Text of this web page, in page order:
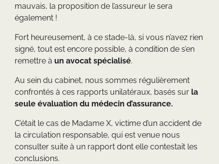
mauvais, la proposition de l’assureur le sera
également !
Fort heureusement, à ce stade-là, si vous n’avez rien
signé, tout est encore possible, à condition de s’en
remettre à un avocat spécialisé.
Au sein du cabinet, nous sommes régulièrement
confrontés à ces rapports unilatéraux, basés sur la
seule évaluation du médecin d’assurance.
C’était le cas de Madame X, victime d’un accident de
la circulation responsable, qui est venue nous
consulter suite à un rapport dont elle contestait les
conclusions.